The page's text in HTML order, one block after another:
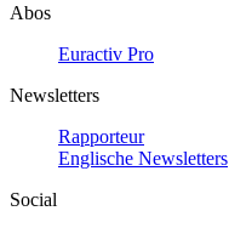
Abos
Euractiv Pro
Newsletters
Rapporteur
Englische Newsletters
Social